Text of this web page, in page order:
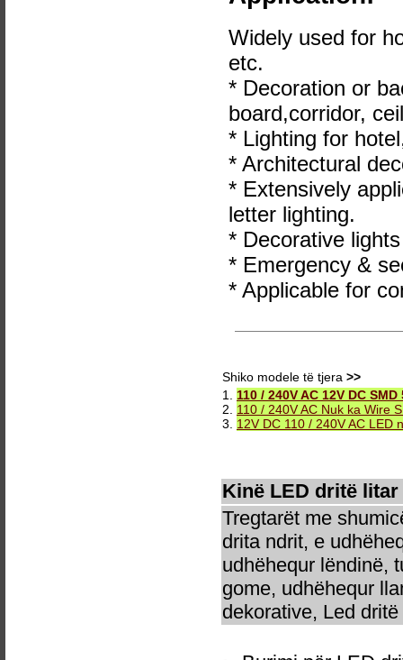
Widely used for
etc.
* Decoration or
board,corridor,
* Lighting for
* Architectural
* Extensively
letter lighting.
* Decorative
* Emergency &
* Applicable for
Shiko modele të tjera >>
1. 110 / 240V AC 12V DC
2. 110 / 240V AC Nuk ka Wire
3. 12V DC 110 / 240V AC LED
Kinë LED dritë
Tregtarët me
drita ndrit, e
udhëhequr lëndinë,
gome, udhëhequr
dekorative, Led